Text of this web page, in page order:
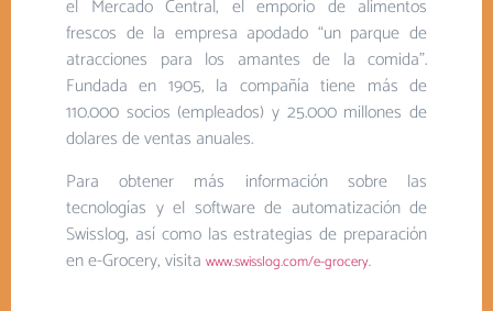
el Mercado Central, el emporio de alimentos
frescos de la empresa apodado “un parque de
atracciones para los amantes de la comida”.
Fundada en 1905, la compañía tiene más de
110.000 socios (empleados) y 25.000 millones de
dolares de ventas anuales.
Para obtener más información sobre las
tecnologías y el software de automatización de
Swisslog, así como las estrategias de preparación
en e-Grocery, visita www.swisslog.com/e-grocery.